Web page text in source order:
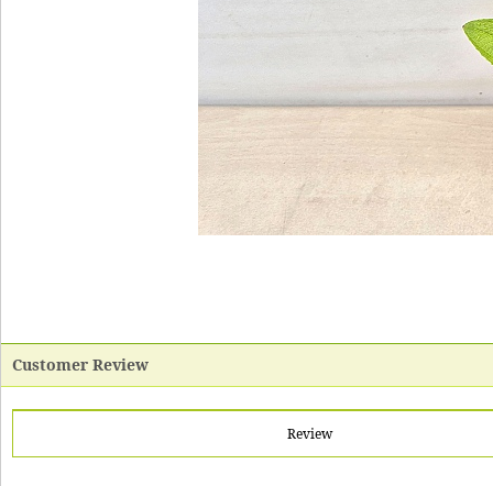
Customer Review